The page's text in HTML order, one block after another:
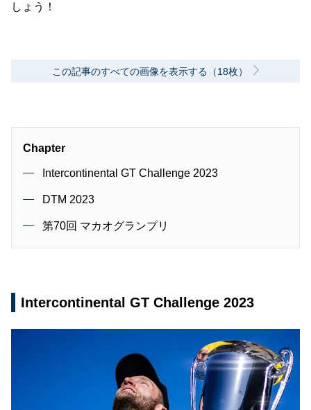
しょう！
この記事のすべての画像を表示する（18枚）
Chapter
Intercontinental GT Challenge 2023
DTM 2023
第70回 マカオグランプリ
Intercontinental GT Challenge 2023